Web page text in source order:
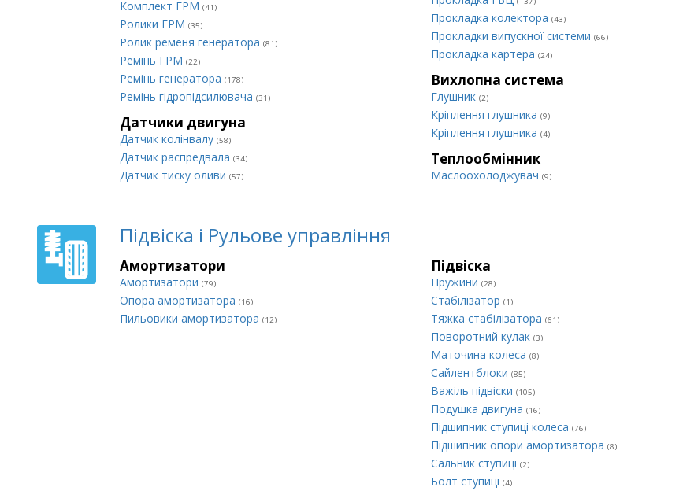
Прокладка колектора (43)
Прокладки випускної системи (66)
Прокладка картера (24)
Комплект ГРМ (41)
Ролики ГРМ (35)
Ролик ременя генератора (81)
Ремінь ГРМ (22)
Ремінь генератора (178)
Ремінь гідропідсилювача (31)
Вихлопна система
Глушник (2)
Кріплення глушника (9)
Кріплення глушника (4)
Датчики двигуна
Датчик колінвалу (58)
Датчик распредвала (34)
Датчик тиску оливи (57)
Теплообмінник
Маслоохолоджувач (9)
Підвіска і Рульове управління
Амортизатори
Амортизатори (79)
Опора амортизатора (16)
Пильовики амортизатора (12)
Підвіска
Пружини (28)
Стабілізатор (1)
Тяжка стабілізатора (61)
Поворотний кулак (3)
Маточина колеса (8)
Сайлентблоки (85)
Важіль підвіски (105)
Подушка двигуна (16)
Підшипник ступиці колеса (76)
Підшипник опори амортизатора (8)
Сальник ступиці (2)
Болт ступиці (4)